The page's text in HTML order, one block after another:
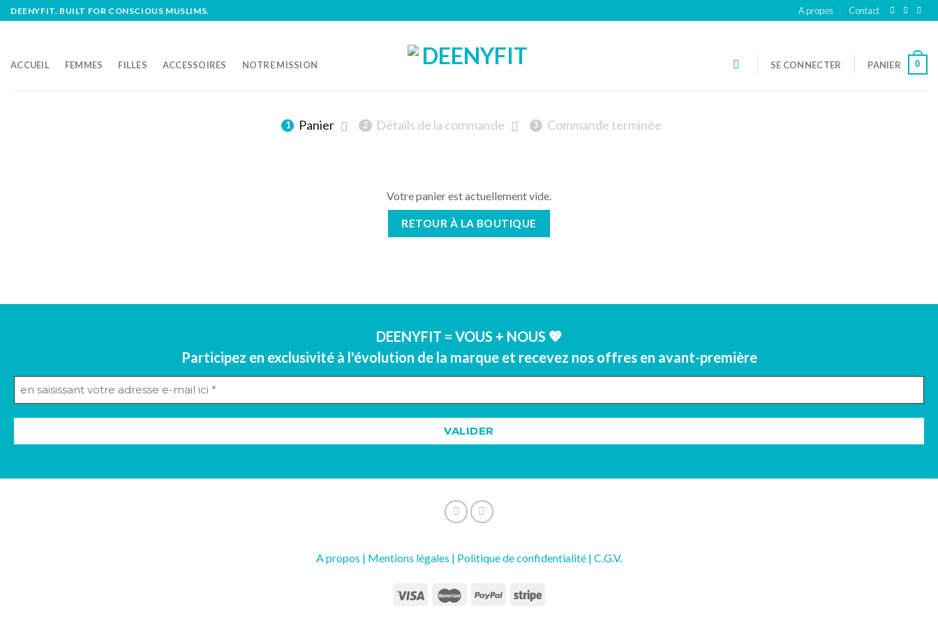
Skip
to
DEENYFIT. BUILT FOR CONSCIOUS MUSLIMS. A propos Contact
ACCUEIL FEMMES FILLES ACCESSOIRES NOTRE MISSION SE CONNECTER PANIER 0
1 Panier 2 Détails de la commande 3 Commande terminée
Votre panier est actuellement vide.
RETOUR À LA BOUTIQUE
DEENYFIT = VOUS + NOUS 💖
Participez en exclusivité à l'évolution de la marque et recevez nos offres en avant-première
A propos | Mentions légales | Politique de confidentialité | C.G.V.